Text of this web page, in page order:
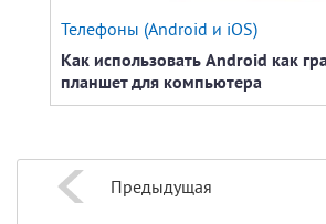
Телефоны (Android и iOS)
Как использовать Android как
планшет для компьютера
Предыдущая